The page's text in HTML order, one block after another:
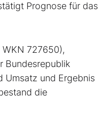
Prognose für das
727650),
Bundesrepublik
Umsatz und Ergebnis
die